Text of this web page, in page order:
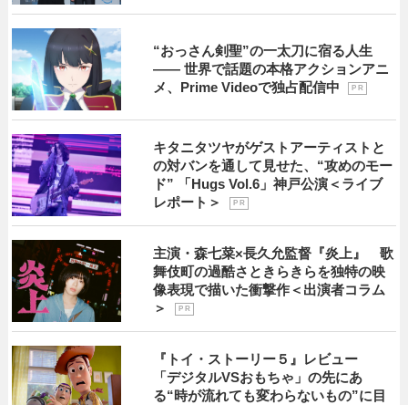
“おっさん剣聖”の一太刀に宿る人生
―― 世界で話題の本格アクションアニ
メ、Prime Videoで独占配信中
P R
キタニタツヤがゲストアーティストと
の対バンを通して見せた、“攻めのモー
ド” 「Hugs Vol.6」神戸公演＜ライブ
レポート＞
P R
主演・森七菜×長久允監督『炎上』 歌
舞伎町の過酷さときらきらを独特の映
像表現で描いた衝撃作＜出演者コラム
＞
P R
『トイ・ストーリー５』レビュー
「デジタルVSおもちゃ」の先にあ
る“時が流れても変わらないもの”に目